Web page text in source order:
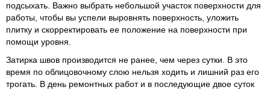
подсыхать. Важно выбрать небольшой участок поверхности для
работы, чтобы вы успели выровнять поверхность, уложить
плитку и скорректировать ее положение на поверхности при
помощи уровня.
Затирка швов производится не ранее, чем через сутки. В это
время по облицовочному слою нельзя ходить и лишний раз его
трогать. В день ремонтных работ и в последующие двое суток